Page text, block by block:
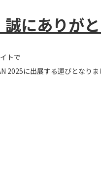
にありがと
トで
2025に出展する運びとなりま